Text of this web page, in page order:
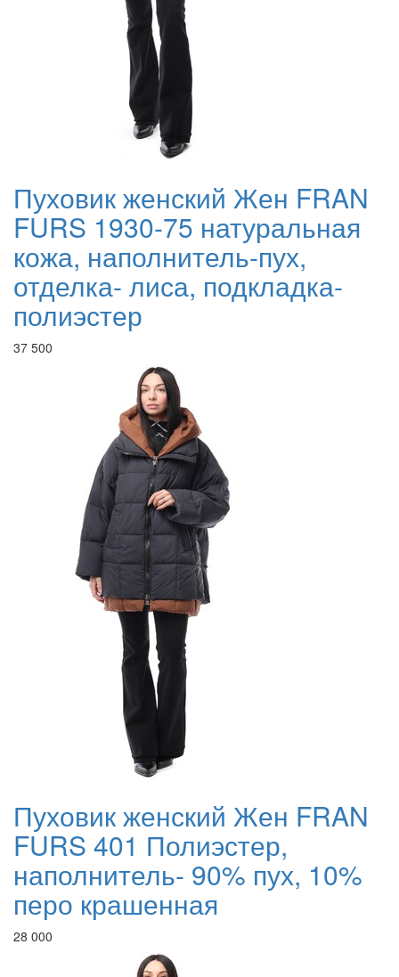
Пуховик женский Жен FRAN
FURS 1930-75 натуральная
кожа, наполнитель-пух,
отделка- лиса, подкладка-
полиэстер
37 500
Пуховик женский Жен FRAN
FURS 401 Полиэстер,
наполнитель- 90% пух, 10%
перо крашенная
28 000